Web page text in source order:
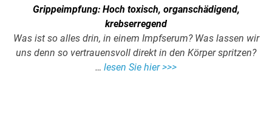
Grippeimpfung: Hoch toxisch, organschädigend,
krebserregend
Was ist so alles drin, in einem Impfserum? Was lassen wir
uns denn so vertrauensvoll direkt in den Körper spritzen?
… lesen Sie hier >>>